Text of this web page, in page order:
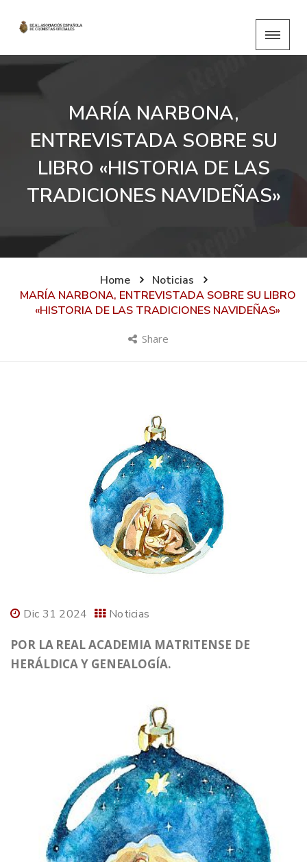
MARÍA NARBONA,
ENTREVISTADA SOBRE SU
LIBRO «HISTORIA DE LAS
TRADICIONES NAVIDEÑAS»
Home
Noticias
MARÍA NARBONA, ENTREVISTADA SOBRE SU LIBRO
«HISTORIA DE LAS TRADICIONES NAVIDEÑAS»
Share
Dic 31 2024 Noticias
POR LA REAL ACADEMIA MATRITENSE DE
HERÁLDICA Y GENEALOGÍA.